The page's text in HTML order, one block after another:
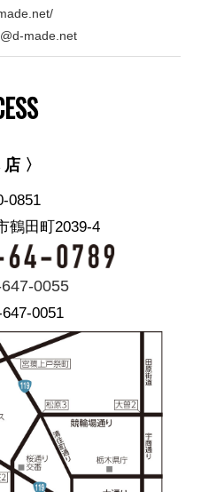
made.net
店 〉
0851
鶴田町2039-4
0055
0051